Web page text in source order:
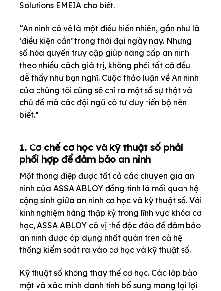
Solutions EMEIA cho biết.
“An ninh có vẻ là một điều hiển nhiên, gần như là
‘điều kiện cần’ trong thời đại ngày nay. Nhưng
số hóa quyền truy cập giúp nâng cấp an ninh
theo nhiều cách giá trị, không phải tất cả đều
dễ thấy như bạn nghĩ. Cuộc thảo luận về An ninh
của chúng tôi cũng sẽ chỉ ra một số sự thật và
chủ đề mà các đội ngũ có tư duy tiến bộ nên
biết.”
1. Cơ chế cơ học và kỹ thuật số phải
phối hợp để đảm bảo an ninh
Một thông điệp được tất cả các chuyên gia an
ninh của ASSA ABLOY đồng tình là mối quan hệ
cộng sinh giữa an ninh cơ học và kỹ thuật số. Với
kinh nghiệm hàng thập kỷ trong lĩnh vực khóa cơ
học, ASSA ABLOY có vị thế độc đáo để đảm bảo
an ninh được áp dụng nhất quán trên cả hệ
thống kiểm soát ra vào cơ học và kỹ thuật số.
Kỹ thuật số không thay thế cơ học. Các lớp bảo
mật và xác minh danh tính bổ sung mang lại lợi